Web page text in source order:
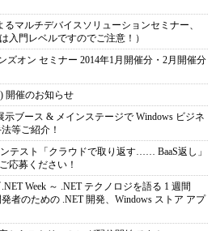
るマルチデバイスソリューションセミナー、
入門レベルですのでご注意！）
ズオン セミナー 2014年1月開催分・2月開催分
開催のお知らせ
示ブース & メインステージで Windows ビジネ
等ご紹介！
テスト「クラウドで取り返す…… BaaS返し」
応募ください！
Week ～ .NET テクノロジを語る 1 週間
者のための .NET 開発、Windows ストア アプ